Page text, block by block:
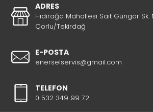
ADRES
Hıdırağa Mahallesi Sait Güngör Sk.
Çorlu/Tekirdağ
E-POSTA
enerselservis@gmail.com
TELEFON
0 532 349 99 72